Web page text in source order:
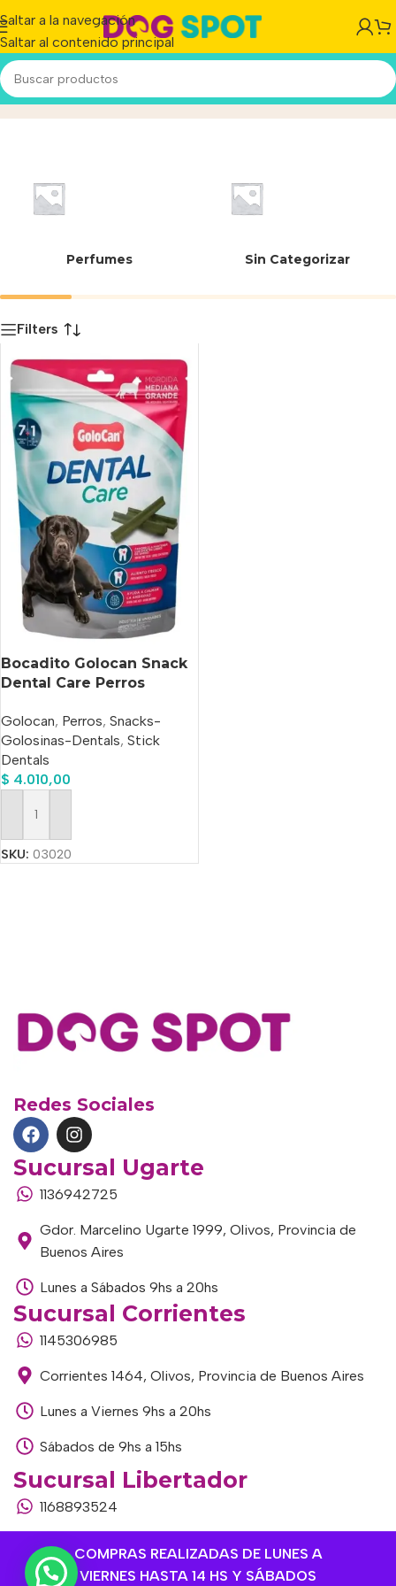
COMPRAS REALIZADAS DE LUNES A
VIERNES HASTA 14 HS Y SÁBADOS
Saltar a la navegación
Saltar al contenido principal
7798158672172Inicio/Producto
Perfumes Sin Categorizar
Filters
Bocadito Golocan Snack
Dental Care Perros
Golocan, Perros, Snacks-
Golosinas-Dentals, Stick
Dentals
$ 4.010,00
Añadir Al Carrito
SKU: 03020
Redes Sociales
Sucursal Ugarte
1136942725
Gdor. Marcelino Ugarte 1999, Olivos, Provincia de
Buenos Aires
Lunes a Sábados 9hs a 20hs
Sucursal Corrientes
1145306985
Corrientes 1464, Olivos, Provincia de Buenos Aires
Lunes a Viernes 9hs a 20hs
Sábados de 9hs a 15hs
Sucursal Libertador
1168893524
Buenos Aires